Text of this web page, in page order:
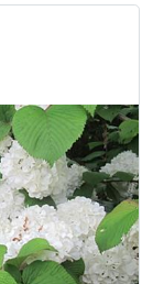
くらい低い感
のあたりのハ
でなかなかい